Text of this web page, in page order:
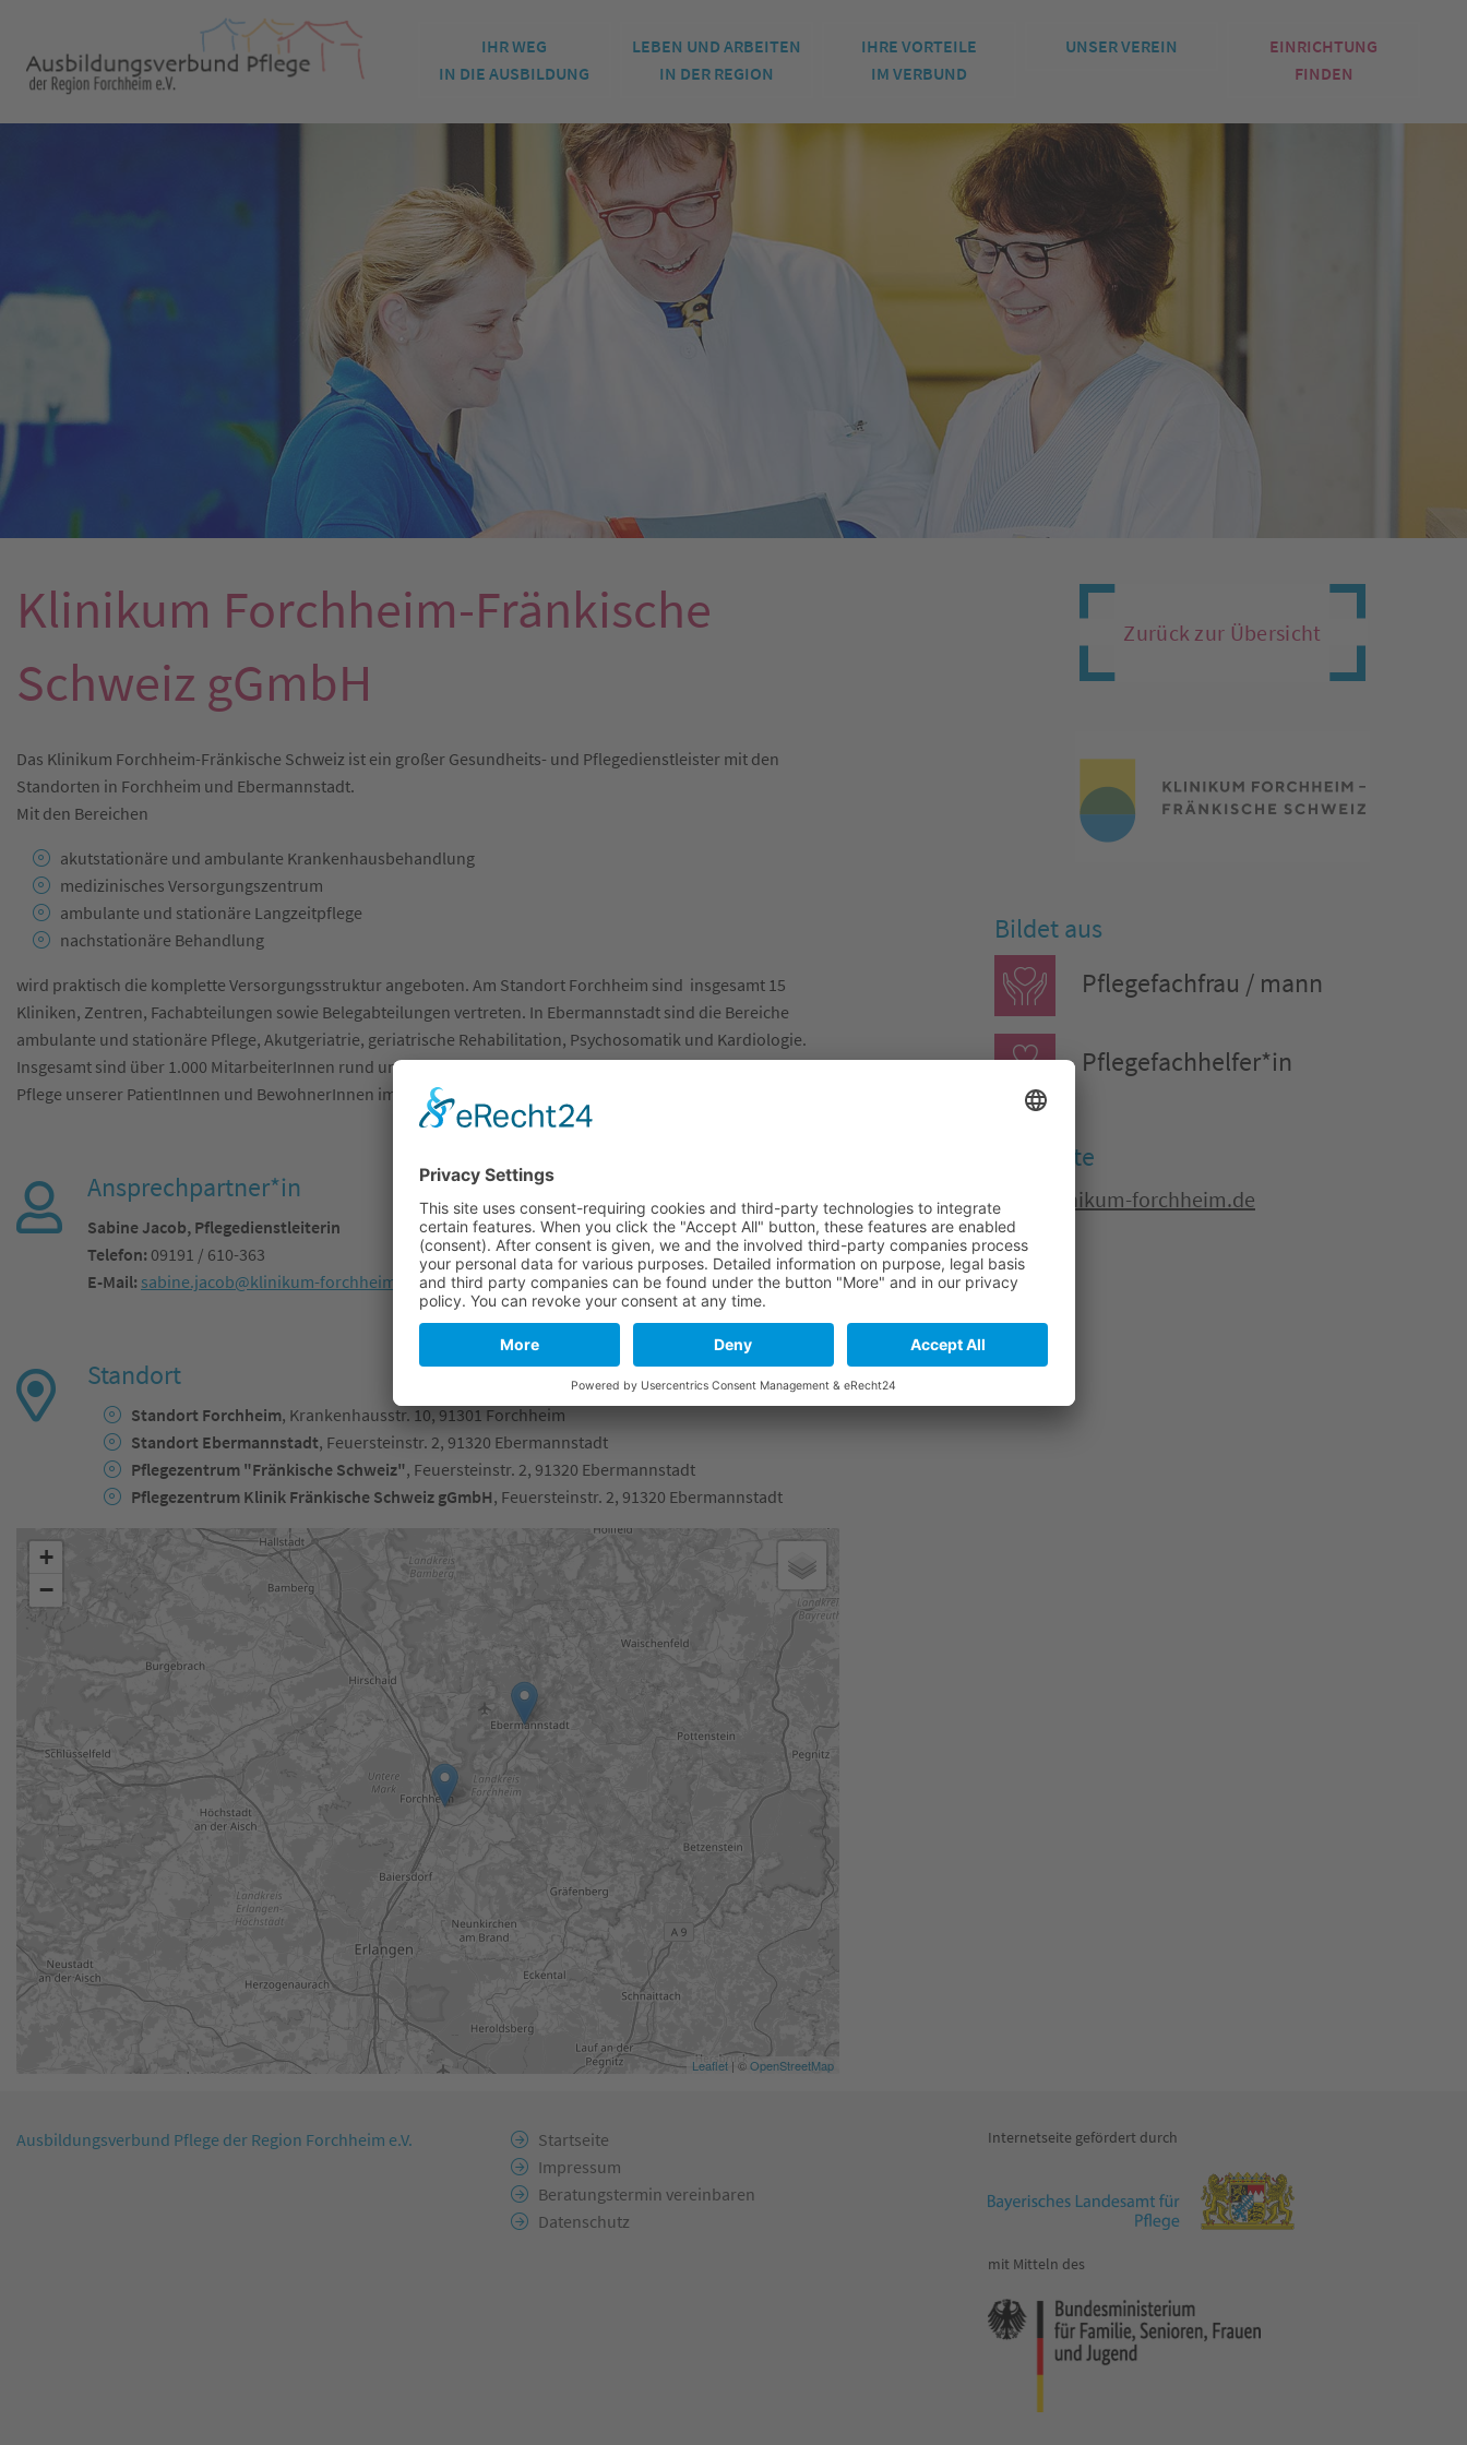
IHR WEG
IN DIE AUSBILDUNG
LEBEN UND ARBEITEN
IN DER REGION
IHRE VORTEILE
IM VERBUND
UNSER VEREIN
EINRICHTUNG
FINDEN
Klinikum Forchheim-Fränkische
Schweiz gGmbH
Das Klinikum Forchheim-Fränkische Schweiz ist ein großer Gesundheits- und Pflegedienstleister mit den
Standorten in Forchheim und Ebermannstadt.
Mit den Bereichen
akutstationäre und ambulante Krankenhausbehandlung
medizinisches Versorgungszentrum
ambulante und stationäre Langzeitpflege
nachstationäre Behandlung
wird praktisch die komplette Versorgungsstruktur angeboten. Am Standort Forchheim sind insgesamt 15
Kliniken, Zentren, Fachabteilungen sowie Belegabteilungen vertreten. In Ebermannstadt sind die Bereiche
ambulante und stationäre Pflege, Akutgeriatrie, geriatrische Rehabilitation, Psychosomatik und Kardiologie.
Insgesamt sind über 1.000 MitarbeiterInnen rund um die Uhr für die Gesundheit, medizinische Behandlung und
Pflege unserer PatientInnen und BewohnerInnen im Dienst.
Ansprechpartner*in
Sabine Jacob, Pflegedienstleiterin
Telefon: 09191 / 610-363
E-Mail: sabine.jacob@klinikum-forchheim.de
Standort
Standort Forchheim, Krankenhausstr. 10, 91301 Forchheim
Standort Ebermannstadt, Feuersteinstr. 2, 91320 Ebermannstadt
Pflegezentrum "Fränkische Schweiz", Feuersteinstr. 2, 91320 Ebermannstadt
Pflegezentrum Klinik Fränkische Schweiz gGmbH, Feuersteinstr. 2, 91320 Ebermannstadt
+
−
Leaflet| ©OpenStreetMap
Zurück zur Übersicht
Bildet aus
Pflegefachfrau / mann
Pflegefachhelfer*in
Webseite
www.klinikum-forchheim.de
Ausbildungsverbund Pflege der Region Forchheim e.V.
Startseite
Impressum
Beratungstermin vereinbaren
Datenschutz
Internetseite gefördert durch
mit Mitteln des